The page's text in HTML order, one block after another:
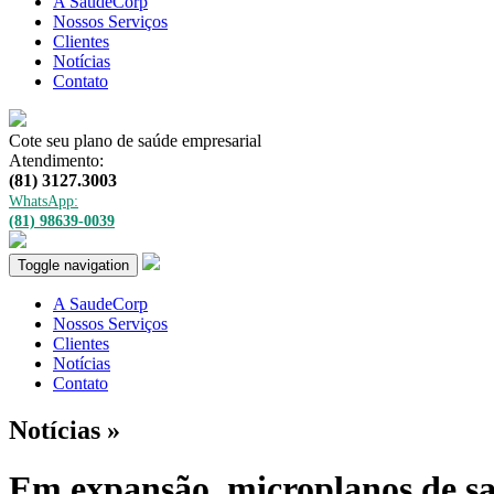
Nossos Serviços
Clientes
Notícias
Contato
Cote seu plano de saúde empresarial
Atendimento:
(81) 3127.3003
WhatsApp:
(81) 98639-0039
Toggle navigation
A SaudeCorp
Nossos Serviços
Clientes
Notícias
Contato
Notícias »